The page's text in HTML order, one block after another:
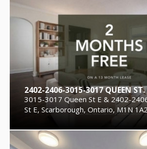
2402-2406-3015-3017 QUEEN ST.
3015-3017 Queen St E & 2402-
St E, Scarborough, Ontario, M1N 1A2